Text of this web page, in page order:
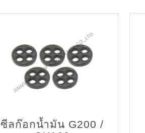
ซีลก๊อกน้ำมัน G200 /